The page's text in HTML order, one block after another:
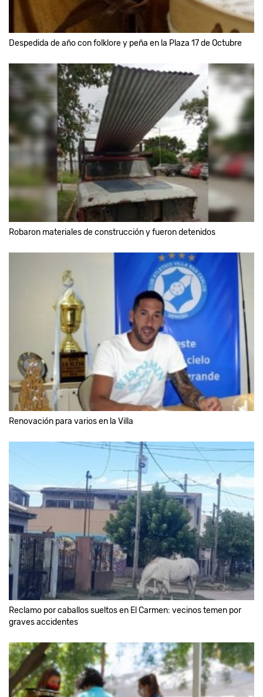
Despedida de año con folklore y peña en la Plaza 17 de Octubre
Robaron materiales de construcción y fueron detenidos
Renovación para varios en la Villa
Reclamo por caballos sueltos en El Carmen: vecinos temen por
graves accidentes